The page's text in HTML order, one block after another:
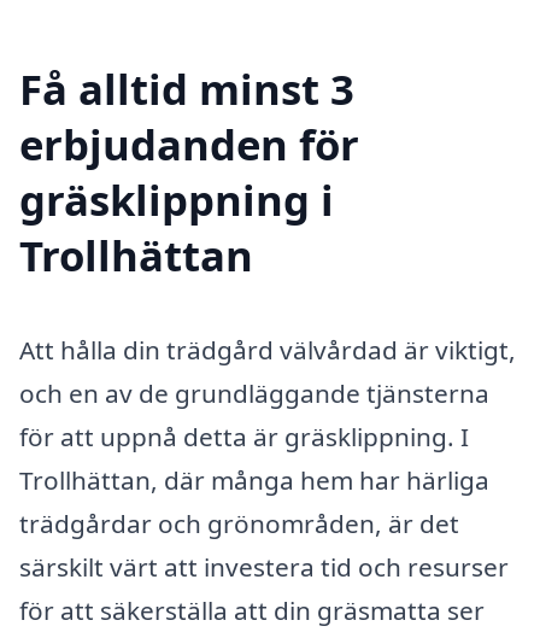
Få alltid minst 3
erbjudanden för
gräsklippning i
Trollhättan
Att hålla din trädgård välvårdad är viktigt,
och en av de grundläggande tjänsterna
för att uppnå detta är gräsklippning. I
Trollhättan, där många hem har härliga
trädgårdar och grönområden, är det
särskilt värt att investera tid och resurser
för att säkerställa att din gräsmatta ser